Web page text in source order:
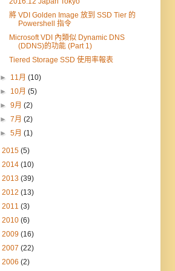
將 VDI Golden Image 放到 SSD Tier 的
Powershell 指令
Microsoft VDI 內類似 Dynamic DNS
(DDNS)的功能 (Part 1)
Tiered Storage SSD 使用率報表
► 11月(10)
► 10月(5)
►9月(2)
►7月(2)
►5月(1)
2015 (5)
2014 (10)
2013 (39)
2012 (13)
2011 (3)
2010 (6)
2009 (16)
2007 (22)
2006 (2)